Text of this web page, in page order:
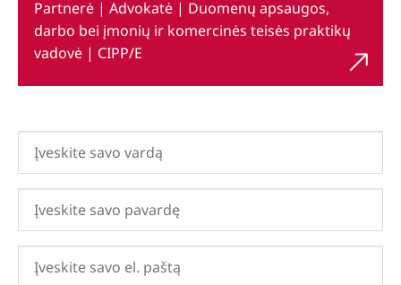
Partnerė | Advokatė | Duomenų apsaugos,
darbo bei įmonių ir komercinės teisės praktikų
vadovė | CIPP/E